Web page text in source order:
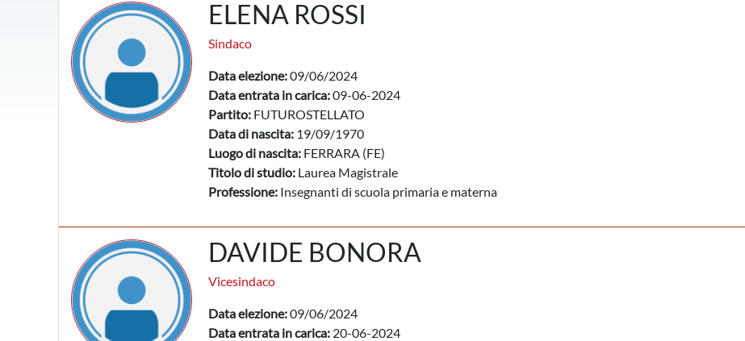
ELENA ROSSI
Sindaco
Data elezione:09/06/2024
Data entrata in carica:09-06-2024
Partito: FUTUROSTELLATO
Data di nascita: 19/09/1970
Luogo di nascita: FERRARA (FE)
Titolo di studio: Laurea Magistrale
Professione: Insegnanti di scuola primaria e materna
DAVIDE BONORA
Vicesindaco
Data elezione:09/06/2024
Data entrata in carica: 20-06-2024